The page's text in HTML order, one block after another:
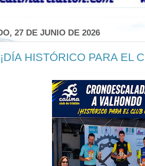
27 DE JUNIO DE 2026
HISTÓRICO PARA EL